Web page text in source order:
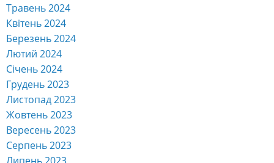
Травень 2024
Квітень 2024
Березень 2024
Лютий 2024
Січень 2024
Грудень 2023
Листопад 2023
Жовтень 2023
Вересень 2023
Серпень 2023